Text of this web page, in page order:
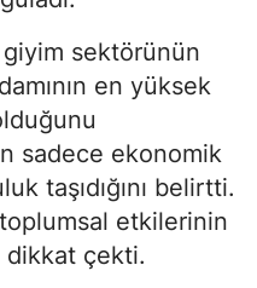
sektörünün
en yüksek
sadece ekonomik
taşıdığını belirtti.
etkilerinin
dikkat çekti.